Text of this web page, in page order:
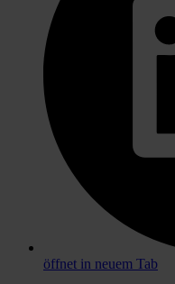
öffnet in neuem Tab